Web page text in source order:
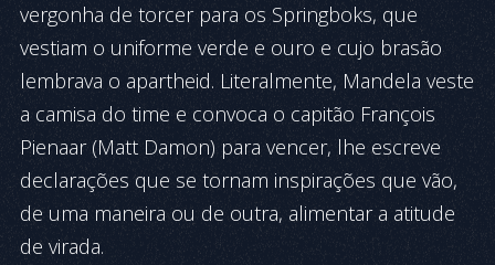
vergonha de torcer para os Springboks, que
vestiam o uniforme verde e ouro e cujo brasão
lembrava o apartheid. Literalmente, Mandela veste
a camisa do time e convoca o capitão François
Pienaar (Matt Damon) para vencer, lhe escreve
declarações que se tornam inspirações que vão,
de uma maneira ou de outra, alimentar a atitude
de virada.